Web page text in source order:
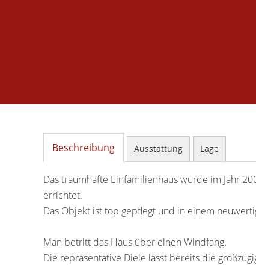
Beschreibung Ausstattung Lage
Das traumhafte Einfamilienhaus wurde im Jahr
errichtet.
Das Objekt ist top gepflegt und in einem
Man betritt das Haus über einen Windfang.
Die repräsentative Diele lässt bereits die